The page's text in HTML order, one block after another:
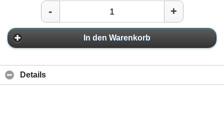
- +
In den Warenkorb
Details